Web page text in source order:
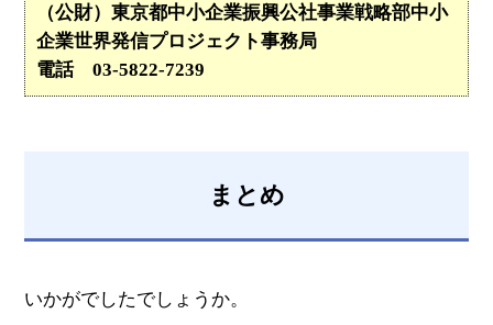
（公財）東京都中小企業振興公社事業戦略部中小
企業世界発信プロジェクト事務局
電話 03-5822-7239
まとめ
いかがでしたでしょうか。